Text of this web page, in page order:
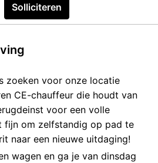
Solliciteren
zoeken voor onze locatie
CE-chauffeur die houdt van
voor een volle
fijn om zelfstandig op pad te
naar een nieuwe uitdaging!
wagen en ga je van dinsdag